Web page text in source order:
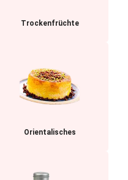
Trockenfrüchte
Orientalisches